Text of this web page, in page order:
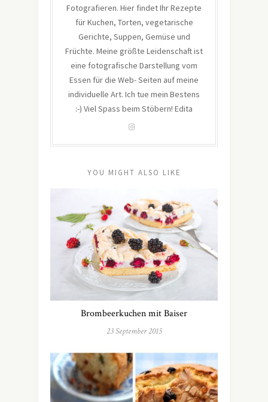
Fotografieren. Hier findet Ihr Rezepte
für Kuchen, Torten, vegetarische
Gerichte, Suppen, Gemüse und
Früchte. Meine größte Leidenschaft ist
eine fotografische Darstellung vom
Essen für die Web- Seiten auf meine
individuelle Art. Ich tue mein Bestens
:-) Viel Spass beim Stöbern! Edita
YOU MIGHT ALSO LIKE
Brombeerkuchen mit Baiser
23 September 2015